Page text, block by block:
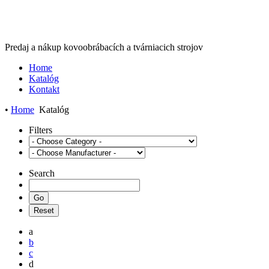
Predaj a nákup kovoobrábacích a tvárniacich strojov
Home
Katalóg
Kontakt
• Home Katalóg
Filters
Search
a
b
c
d